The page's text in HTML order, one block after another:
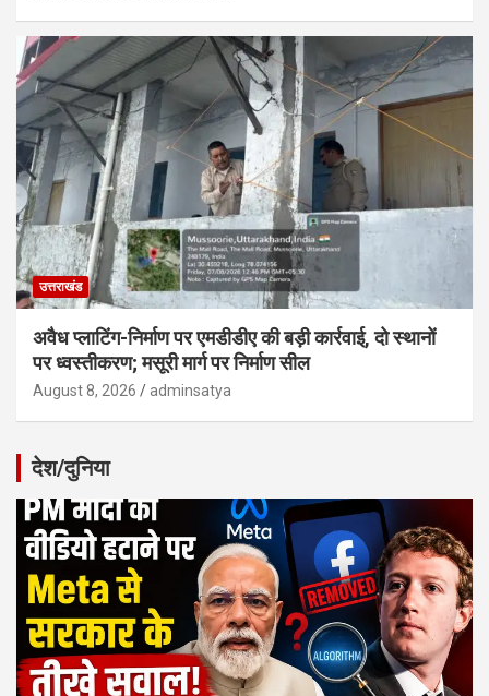
उत्तराखंड
अवैध प्लाटिंग-निर्माण पर एमडीडीए की बड़ी कार्रवाई, दो स्थानों
पर ध्वस्तीकरण; मसूरी मार्ग पर निर्माण सील
August 8, 2026 adminsatya
देश/दुनिया